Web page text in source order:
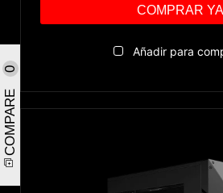
COMPARE
0
COMPRAR YA
Añadir para